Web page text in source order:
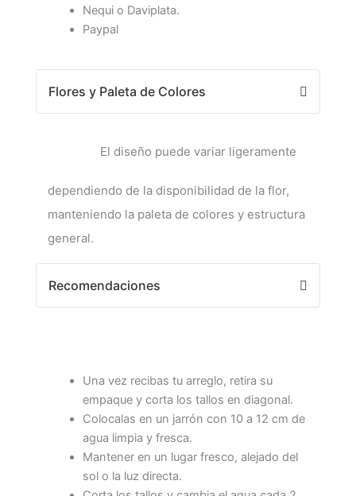
Nequi o Daviplata.
Paypal
Flores y Paleta de Colores
El diseño puede variar ligeramente
dependiendo de la disponibilidad de la flor,
manteniendo la paleta de colores y estructura
general.
Recomendaciones
Una vez recibas tu arreglo, retira su
empaque y corta los tallos en diagonal.
Colocalas en un jarrón con 10 a 12 cm de
agua limpia y fresca.
Mantener en un lugar fresco, alejado del
sol o la luz directa.